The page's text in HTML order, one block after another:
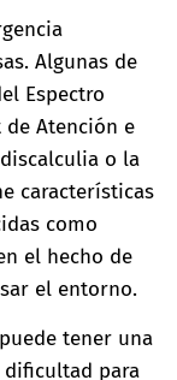
Algunas de
Espectro
de Atención e
o la
características
como
el hecho de
el entorno.
tener una
dificultad para